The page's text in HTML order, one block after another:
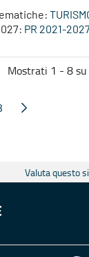
PR 2021-
Mostrati 1 - 8
Pagina Seguente
Valuta questo